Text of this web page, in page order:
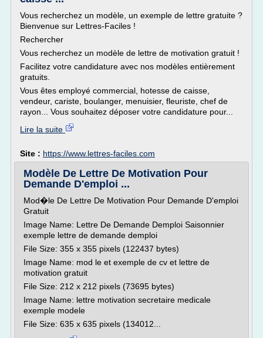
Vous recherchez un modèle, un exemple de lettre gratuite ?
Bienvenue sur Lettres-Faciles !
Rechercher
Vous recherchez un modèle de lettre de motivation gratuit !
Facilitez votre candidature avec nos modèles entièrement
gratuits.
Vous êtes employé commercial, hotesse de caisse,
vendeur, cariste, boulanger, menuisier, fleuriste, chef de
rayon... Vous souhaitez déposer votre candidature pour...
Lire la suite
Site : https://www.lettres-faciles.com
Modèle De Lettre De Motivation Pour
Demande D'emploi ...
Mod�le De Lettre De Motivation Pour Demande D'emploi
Gratuit
Image Name: Lettre De Demande Demploi Saisonnier
exemple lettre de demande demploi
File Size: 355 x 355 pixels (122437 bytes)
Image Name: mod le et exemple de cv et lettre de
motivation gratuit
File Size: 212 x 212 pixels (73695 bytes)
Image Name: lettre motivation secretaire medicale
exemple modele
File Size: 635 x 635 pixels (134012...